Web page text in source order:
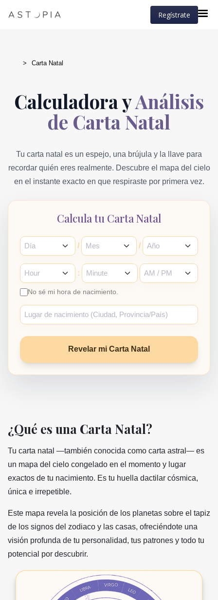
Regístrate
> Carta Natal
Calculadora yAnálisis
de Carta Natal
Tu carta natal es un espejo, una brújula y la llave para
recordar quién eres realmente. Descubre el mapa del cielo
en el instante exacto en que respiraste por primera vez.
Calcula tu Carta Natal
/ /
:
No sé mi hora de nacimiento.
Revelar mi Carta Natal
¿Qué es una Carta Natal?
Tu carta natal —también conocida como carta astral— es
un mapa del cielo congelado en el momento y lugar
exactos de tu nacimiento. Es tu huella dactilar cósmica,
única e irrepetible.
Este mapa revela la posición de los planetas sobre el tapiz
de los signos del zodiaco y las casas, ofreciéndote una
visión profunda de tu personalidad, tus patrones y todo tu
potencial por descubrir.